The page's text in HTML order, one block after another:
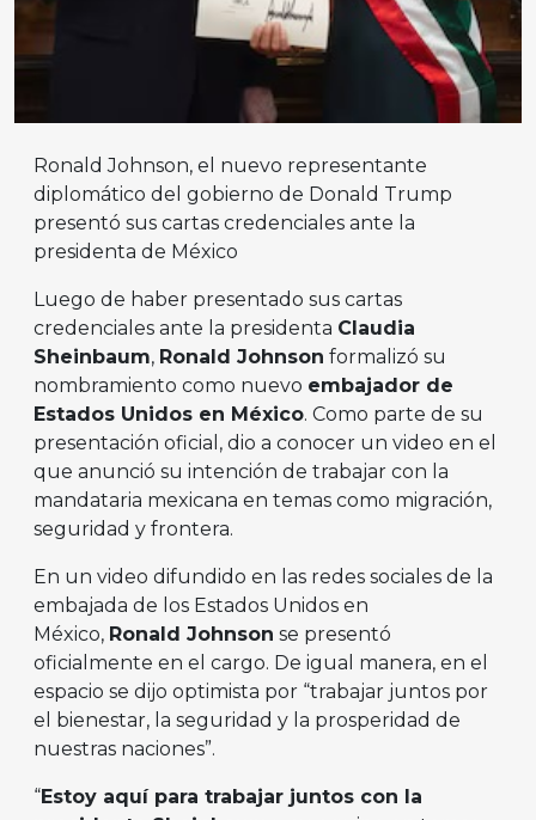
Ronald Johnson, el nuevo representante
diplomático del gobierno de Donald Trump
presentó sus cartas credenciales ante la
presidenta de México
Luego de haber presentado sus cartas
credenciales ante la presidenta Claudia
Sheinbaum, Ronald Johnson formalizó su
nombramiento como nuevo embajador de
Estados Unidos en México. Como parte de su
presentación oficial, dio a conocer un video en el
que anunció su intención de trabajar con la
mandataria mexicana en temas como migración,
seguridad y frontera.
En un video difundido en las redes sociales de la
embajada de los Estados Unidos en
México, Ronald Johnson se presentó
oficialmente en el cargo. De igual manera, en el
espacio se dijo optimista por “trabajar juntos por
el bienestar, la seguridad y la prosperidad de
nuestras naciones”.
“Estoy aquí para trabajar juntos con la